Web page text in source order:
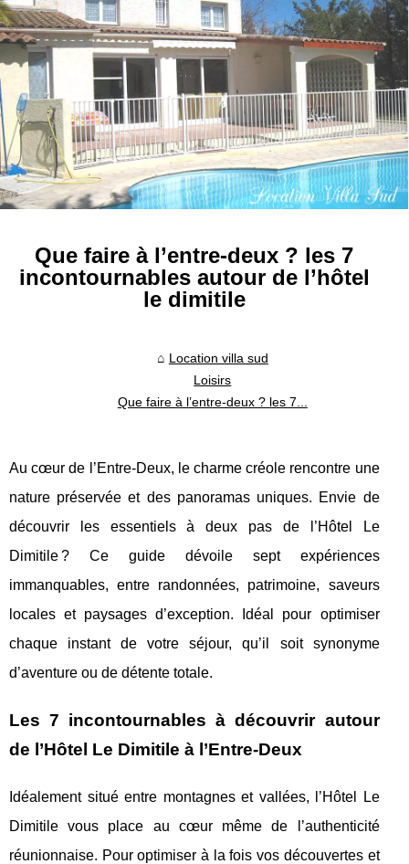
Que faire à l’entre-deux ? les 7
incontournables autour de l’hôtel
le dimitile
Location villa sud
Loisirs
Que faire à l’entre-deux ? les 7...
Au cœur de l’Entre-Deux, le charme créole rencontre une
nature préservée et des panoramas uniques. Envie de
découvrir les essentiels à deux pas de l’Hôtel Le
Dimitile ? Ce guide dévoile sept expériences
immanquables, entre randonnées, patrimoine, saveurs
locales et paysages d’exception. Idéal pour optimiser
chaque instant de votre séjour, qu’il soit synonyme
d’aventure ou de détente totale.
Les 7 incontournables à découvrir autour
de l’Hôtel Le Dimitile à l’Entre-Deux
Idéalement situé entre montagnes et vallées, l’Hôtel Le
Dimitile vous place au cœur même de l’authenticité
réunionnaise. Pour optimiser à la fois vos découvertes et